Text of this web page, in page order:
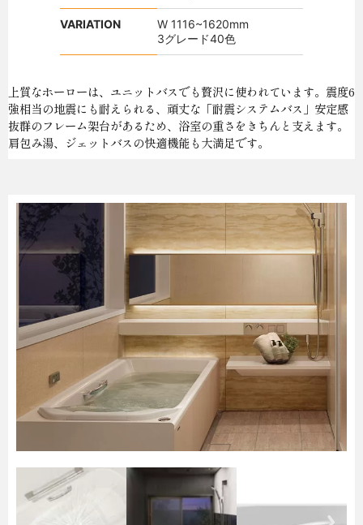
VARIATION
W 1116~1620mm
3グレード40色
上質なホーローは、ユニットバスでも贅沢に使われています。震度6
強相当の地震にも耐えられる、頑丈な「耐震システムバス」安定感
抜群のフレーム架台があるため、浴室の重さをきちんと支えます。
肩包み湯、ジェットバスの快適機能も大満足です。